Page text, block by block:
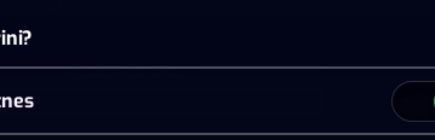
Apstiprināt visu
Iestatījumi un informācija